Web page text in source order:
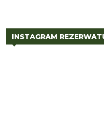
INSTAGRAM